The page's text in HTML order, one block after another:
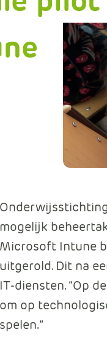
mogelijk
Microsoft Intune
uitgerold. Dit na
IT-diensten. “Op
om op
spelen.”